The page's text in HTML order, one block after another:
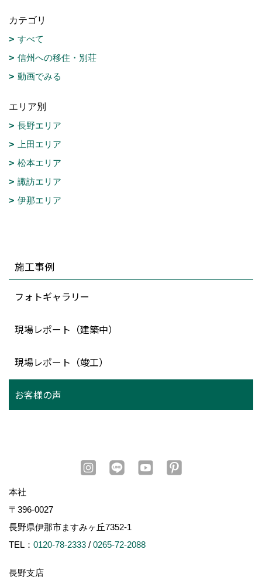
カテゴリ
すべて
信州への移住・別荘
動画でみる
エリア別
長野エリア
上田エリア
松本エリア
諏訪エリア
伊那エリア
施工事例
フォトギャラリー
現場レポート（建築中）
現場レポート（竣工）
お客様の声
本社
〒396-0027
長野県伊那市ますみヶ丘7352-1
TEL： 0120-78-2333 / 0265-72-2088
長野支店